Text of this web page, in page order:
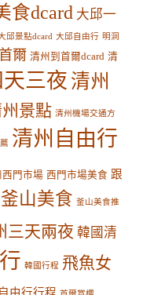
食dcard 大邱一
邱景點dcard 大邱自由行 明洞
爾 清州到首爾dcard 清
三夜 清州
景點 清州機場交通方
清州自由行
西門市場 西門市場美食 跟
釜山美食 釜山美食推
三天兩夜 韓國清
韓國行程 飛魚女